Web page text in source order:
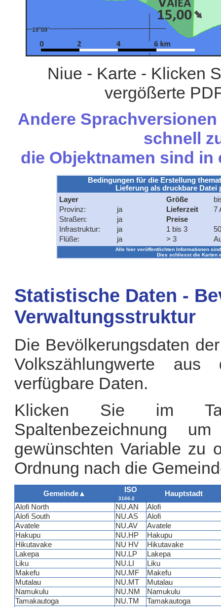
Niue - Karte - Klicken
vergößerte
Andere
schnell
die Objektnamen sind
Bedingungen für die Erstellung
Lieferung als druckbare Datei
Layer
Provinz:
ja
Straßen:
ja
Infrastruktur:
ja
Flüße:
ja
Größe
Lieferzeit
7
Preise
1 bis 3
> 3
Alle hier veröffentlichten Informationen
Dies schliesst die Karten
Statistische Daten -
Verwaltungsstruktur
Die Bevölkerungsdaten
Volkszählungwerte
verfügbare Daten.
Klicken Sie im
Spaltenbezeichnung
gewünschten Variable zu
Ordnung nach die
Gemeinde▲ ISO
3166-2
Hauptstadt
Alofi North
NU.AN
Alofi
Alofi South
NU.AS
Alofi
Avatele
NU.AV
Avatele
Hakupu
NU.HP
Hakupu
Hikutavake
NU HV
Hikutavake
Lakepa
NU.LP
Lakepa
Liku
NU.LI
Liku
Makefu
NU.MF
Makefu
Mutalau
NU.MT
Mutalau
Namukulu
NU.NM
Namukulu
Tamakautoga
NU.TM
Tamakautoga